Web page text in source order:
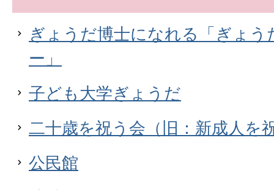
ぎょうだ博士になれる「ぎょう
ー」
子ども大学ぎょうだ
二十歳を祝う会（旧：新成人を
公民館